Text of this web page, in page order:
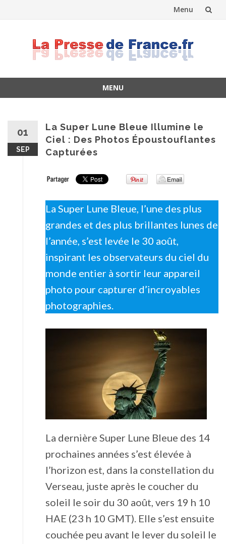
Menu
MENU
01
SEP
La Super Lune Bleue Illumine le
Ciel : Des Photos Époustouflantes
Capturées
La Super Lune Bleue, l’une des plus
grandes et des plus brillantes lunes de
l’année, s’est levée le 30 août,
inspirant les observateurs du ciel du
monde entier à sortir leur appareil
photo pour capturer d’incroyables
photographies.
La dernière Super Lune Bleue des 14
prochaines années s’est élevée à
l’horizon est, dans la constellation du
Verseau, juste après le coucher du
soleil le soir du 30 août, vers 19 h 10
HAE (23 h 10 GMT). Elle s’est ensuite
couchée peu avant le lever du soleil le